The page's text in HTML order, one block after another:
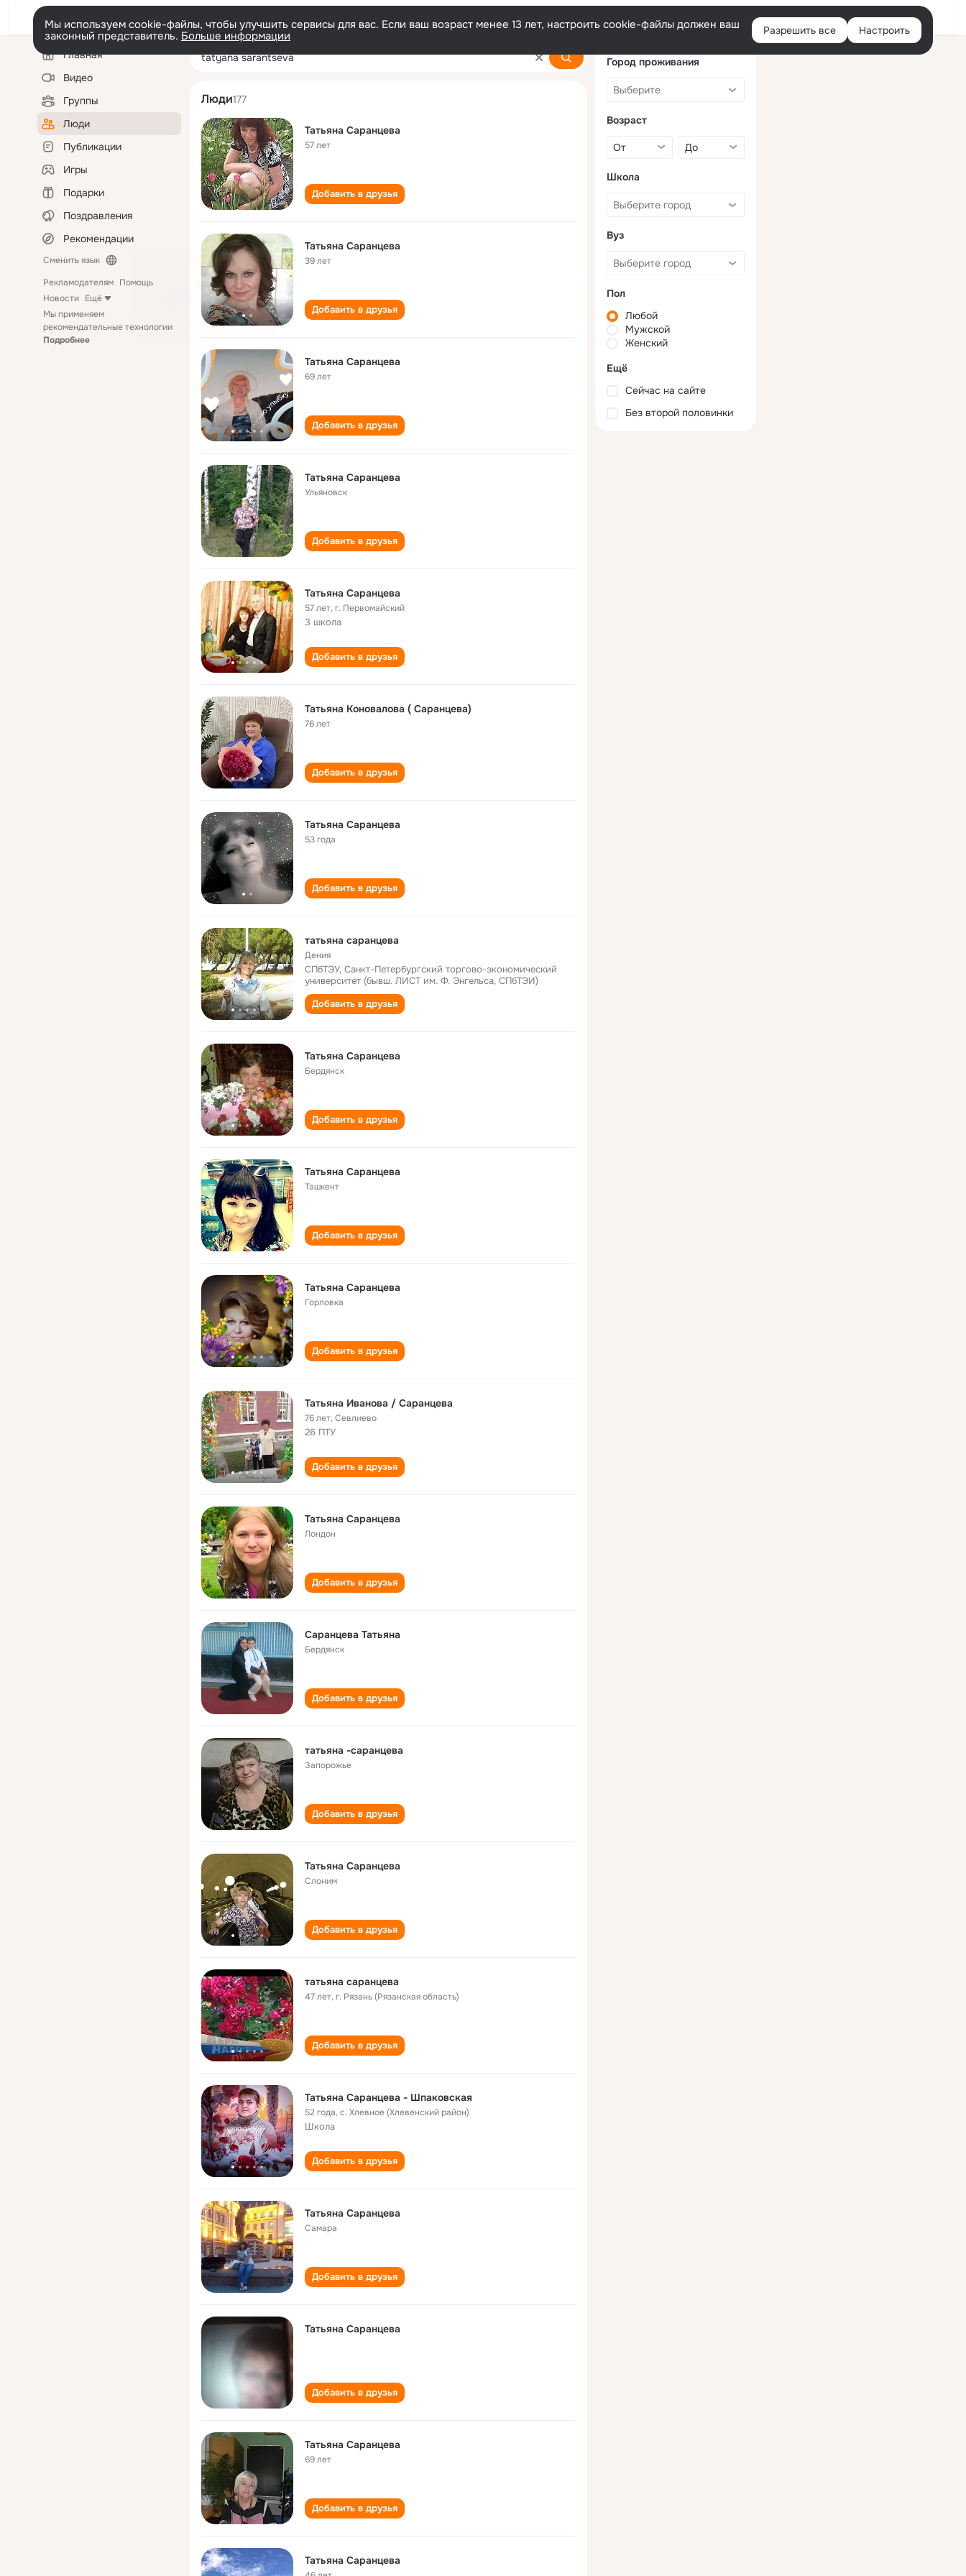
Войти
Мы используем cookie-файлы, чтобы улучшить сервисы для вас. Если ваш возраст менее 13 лет, настроить cookie-файлы должен ваш
законный представитель. Больше информации Разрешить все Настроить
Левая
колонкаГлавная
Видео
Группы
Люди
Публикации
Игры
Подарки
Поздравления
Рекомендации
Сменить язык
Рекламодателям Помощь
Новости Ещё
Мы применяем
рекомендательные технологии
Подробнее
tatyana sarantseva
Люди177
Татьяна Саранцева
57 лет
Добавить в друзья
Татьяна Саранцева
39 лет
Добавить в друзья
Татьяна Саранцева
69 лет
Добавить в друзья
Татьяна Саранцева
Ульяновск
Добавить в друзья
Татьяна Саранцева
57 лет,г. Первомайский
3 школа
Добавить в друзья
Татьяна Коновалова ( Саранцева)
76 лет
Добавить в друзья
Татьяна Саранцева
53 года
Добавить в друзья
татьяна саранцева
Дения
СПбТЭУ, Санкт-Петербургский торгово-экономический
университет (бывш. ЛИСТ им. Ф. Энгельса, СПбТЭИ)
Добавить в друзья
Татьяна Саранцева
Бердянск
Добавить в друзья
Татьяна Саранцева
Ташкент
Добавить в друзья
Татьяна Саранцева
Горловка
Добавить в друзья
Татьяна Иванова / Саранцева
76 лет,Севлиево
26 ПТУ
Добавить в друзья
Татьяна Саранцева
Лондон
Добавить в друзья
Саранцева Татьяна
Бердянск
Добавить в друзья
татьяна -саранцева
Запорожье
Добавить в друзья
Татьяна Саранцева
Слоним
Добавить в друзья
татьяна саранцева
47 лет,г. Рязань (Рязанская область)
Добавить в друзья
Татьяна Саранцева - Шпаковская
52 года,с. Хлевное (Хлевенский район)
Школа
Добавить в друзья
Татьяна Саранцева
Самара
Добавить в друзья
Татьяна Саранцева
Добавить в друзья
Татьяна Саранцева
69 лет
Добавить в друзья
Татьяна Саранцева
Город проживания
Возраст
Школа
Вуз
Пол
Любой
Мужской
Женский
Ещё
Сейчас на сайте
Без второй половинки